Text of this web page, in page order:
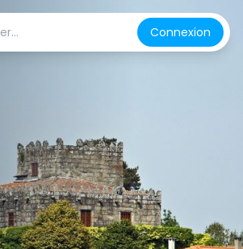
Connexion